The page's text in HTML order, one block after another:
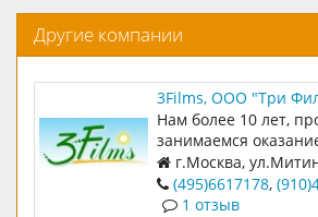
Другие компании
3Films, ООО "Три
Нам более 10 лет,
занимаемся
нанесению
автомобили для
автодилеров: тони
г.Москва,
(495)6617178,
(916)2352780
1 отзыв